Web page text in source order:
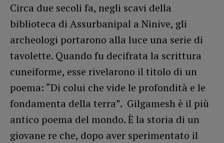
Circa due secoli fa, negli scavi della
biblioteca di Assurbanipal a Ninive, gli
archeologi portarono alla luce una serie di
tavolette. Quando fu decifrata la scrittura
cuneiforme, esse rivelarono il titolo di un
poema: “Di colui che vide le profondità e le
fondamenta della terra”. Gilgamesh è il più
antico poema del mondo. È la storia di un
giovane re che, dopo aver sperimentato il